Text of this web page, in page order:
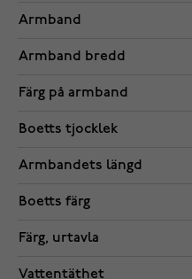
Armband
Armband bredd
Färg på armband
Boetts tjocklek
Armbandets längd
Boetts färg
Färg, urtavla
Vattentäthet